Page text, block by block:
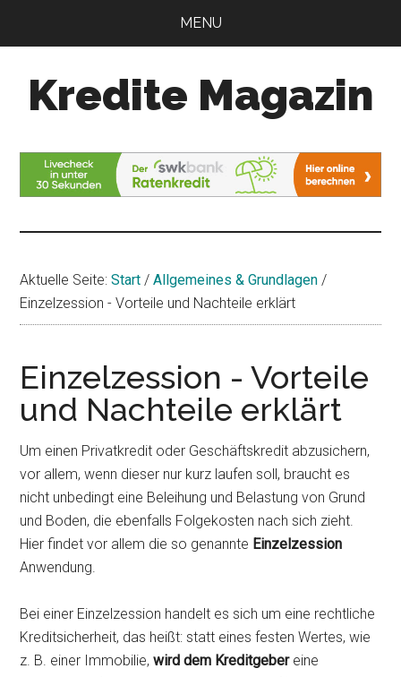
MENU
Kredite Magazin
für
Ihren
Kredit
Aktuelle Seite:Start / Allgemeines & Grundlagen /
Einzelzession - Vorteile und Nachteile erklärt
Einzelzession - Vorteile
und Nachteile erklärt
Um einen Privatkredit oder Geschäftskredit abzusichern,
vor allem, wenn dieser nur kurz laufen soll, braucht es
nicht unbedingt eine Beleihung und Belastung von Grund
und Boden, die ebenfalls Folgekosten nach sich zieht.
Hier findet vor allem die so genannte Einzelzession
Anwendung.
Bei einer Einzelzession handelt es sich um eine rechtliche
Kreditsicherheit, das heißt: statt eines festen Wertes, wie
z. B. einer Immobilie,wird dem Kreditgebereine